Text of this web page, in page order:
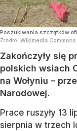
Poszukiwania szczątków
Źródło: Wikimedia Commons
Zakończyły się
polskich wsiach
na Wołyniu –
Narodowej.
Prace ruszyły 13
sierpnia w trzech